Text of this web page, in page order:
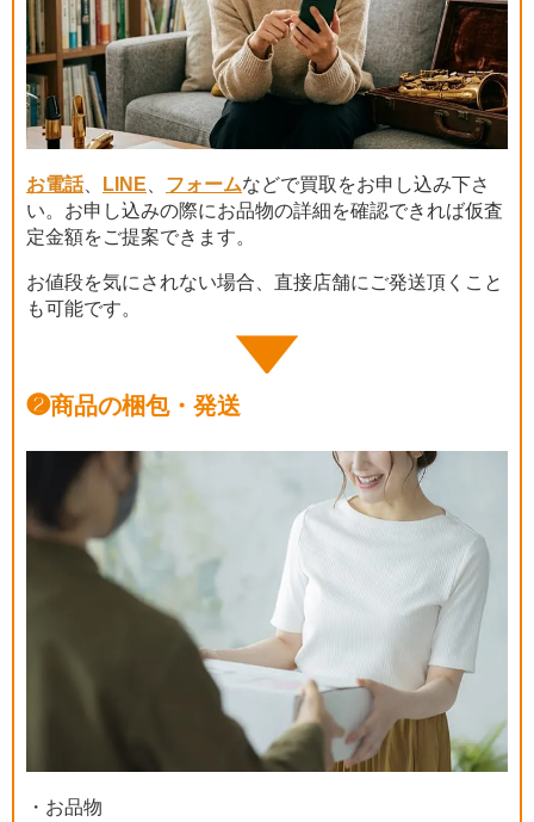
お電話、 LINE フォームなどで買取をお申し込み下さ
い。お申し込みの際にお品物の詳細を確認できれば仮査
定金額をご提案できます。
お値段を気にされない場合、直接店舗にご発送頂くこと
も可能です。
❷商品の梱包・発送
・お品物